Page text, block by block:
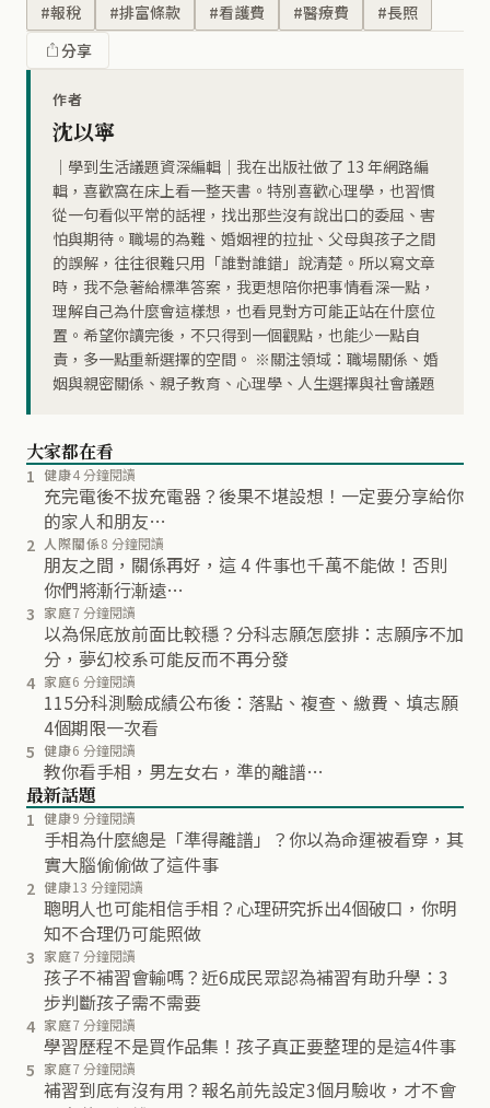
#報稅 #排富條款 #看護費 #醫療費
#長照
分享
作者
沈以寧
｜學到生活議題資深編輯｜我在出版社做了 13 年網路編
輯，喜歡窩在床上看一整天書。特別喜歡心理學，也習慣
從一句看似平常的話裡，找出那些沒有說出口的委屈、害
怕與期待。職場的為難、婚姻裡的拉扯、父母與孩子之間
的誤解，往往很難只用「誰對誰錯」說清楚。所以寫文章
時，我不急著給標準答案，我更想陪你把事情看深一點，
理解自己為什麼會這樣想，也看見對方可能正站在什麼位
置。希望你讀完後，不只得到一個觀點，也能少一點自
責，多一點重新選擇的空間。 ※關注領域：職場關係、婚
姻與親密關係、親子教育、心理學、人生選擇與社會議題
大家都在看
1 健康4 分鐘閱讀
充完電後不拔充電器？後果不堪設想！一定要分享給你
的家人和朋友…
2 人際關係8 分鐘閱讀
朋友之間，關係再好，這 4 件事也千萬不能做！否則
你們將漸行漸遠…
3 家庭7 分鐘閱讀
以為保底放前面比較穩？分科志願怎麼排：志願序不加
分，夢幻校系可能反而不再分發
4 家庭6 分鐘閱讀
115分科測驗成績公布後：落點、複查、繳費、填志願
4個期限一次看
5 健康6 分鐘閱讀
教你看手相，男左女右，準的離譜…
最新話題
1 健康9 分鐘閱讀
手相為什麼總是「準得離譜」？你以為命運被看穿，其
實大腦偷偷做了這件事
2 健康13 分鐘閱讀
聰明人也可能相信手相？心理研究拆出4個破口，你明
知不合理仍可能照做
3 家庭7 分鐘閱讀
孩子不補習會輸嗎？近6成民眾認為補習有助升學：3
步判斷孩子需不需要
4 家庭7 分鐘閱讀
學習歷程不是買作品集！孩子真正要整理的是這4件事
5 家庭7 分鐘閱讀
補習到底有沒有用？報名前先設定3個月驗收，才不會